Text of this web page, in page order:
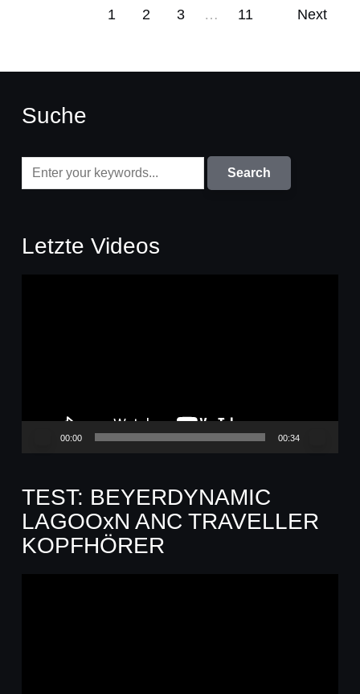
1 2 3 … 11 Next
Suche
Letzte Videos
00:00 00:34
TEST: BEYERDYNAMIC
LAGOOxN ANC TRAVELLER
KOPFHÖRER